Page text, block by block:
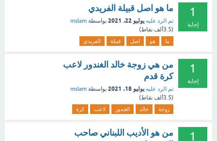
1
إجابة
ما هو اصل قبيلة الفريدي
تم الرد عليه يوليو 22، 2021 بواسطة mslam
(3.5ألف نقاط)
ما هو اصل قبيلة الفريدي
1
إجابة
من هي زوجة خالد الغندور لاعب
كرة قدم
تم الرد عليه يوليو 18، 2021 بواسطة mslam
(3.5ألف نقاط)
زوجة خالد الغندور لاعب كرة
1
من هو الأديب اللبناني صاحب